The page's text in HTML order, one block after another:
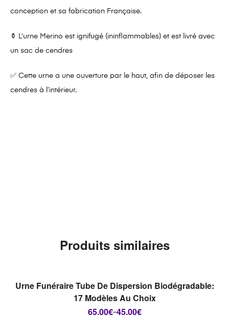
conception et sa fabrication Française.
⚱ L’urne Merino est ignifugé (ininflammables) et est livré avec
un sac de cendres
✅ Cette urne a une ouverture par le haut, afin de déposer les
cendres à l’intérieur.
Produits similaires
CHOIX DES OPTIONS
Urne Funéraire Tube De Dispersion Biodégradable:
17 Modèles Au Choix
45.00€
–
65.00€